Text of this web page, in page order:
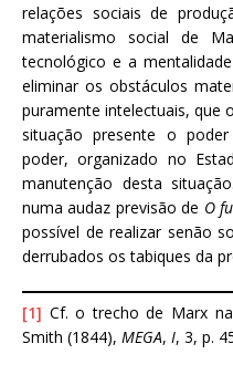
relações sociais de
materialismo social de
tecnológico e a
eliminar os obstáculos
puramente intelectuais, que
situação presente o
poder, organizado no
manutenção desta
numa audaz previsão de O
possível de realizar senão
derrubados os tabiques da
[1] Cf. o trecho de Marx
Smith (1844), MEGA, I, 3, p.